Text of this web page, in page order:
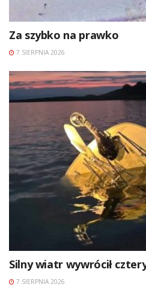
Za szybko na prawko
7 SIERPNIA 2026
Silny wiatr wywrócił
7 SIERPNIA 2026